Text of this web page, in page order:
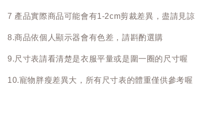
7 產品實際商品可能會有1-2cm剪裁差異，盡請見諒
8.商品依個人顯示器會有色差，請斟酌選購
9.尺寸表請看清楚是衣服平量或是圍一圈的尺寸喔
10.寵物胖瘦差異大，所有尺寸表的體重僅供參考喔